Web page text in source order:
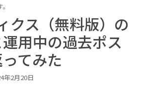
クス（無料版）の
用中の過去ポス
てみた
年2月20日